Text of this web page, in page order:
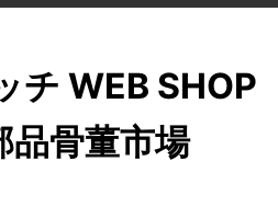
チ WEB SHOP
品骨董市場